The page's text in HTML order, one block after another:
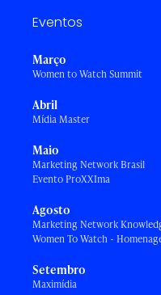
Eventos
Março
Women to Watch Summit
Abril
Mídia Master
Maio
Marketing Network Brasil
Evento ProXXIma
Agosto
Marketing Network
Women To Watch -
Setembro
Maximídia